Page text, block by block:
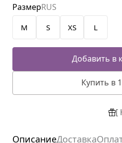
M S XS L
РазмерRUS
Добавить в
Купить в
[
ОписаниеДоставка